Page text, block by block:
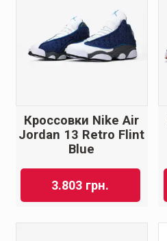
Кроссовки Nike Air
Jordan 13 Retro Flint
Blue
3.803 грн.